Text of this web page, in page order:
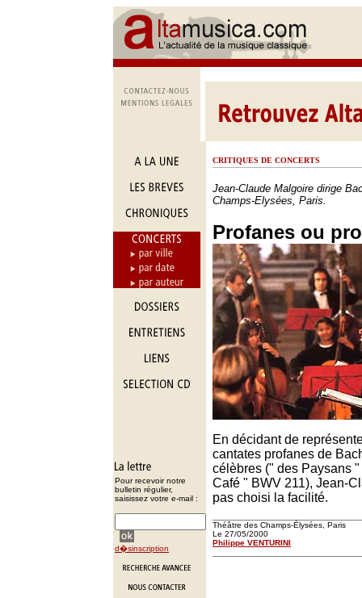
Pour recevoir notre
bulletin régulier,
saisissez votre e-mail :
d�sinscription
CRITIQUES DE CONCERTS
Jean-Claude Malgoire dirige
Champs-Elysées, Paris.
Profanes ou
En décidant de
cantates profanes de
célèbres (" des Paysans
Café " BWV 211), Jean-
pas choisi la facilité.
Théâtre des Champs-Élysées, Paris
Le 27/05/2000
Philippe VENTURINI